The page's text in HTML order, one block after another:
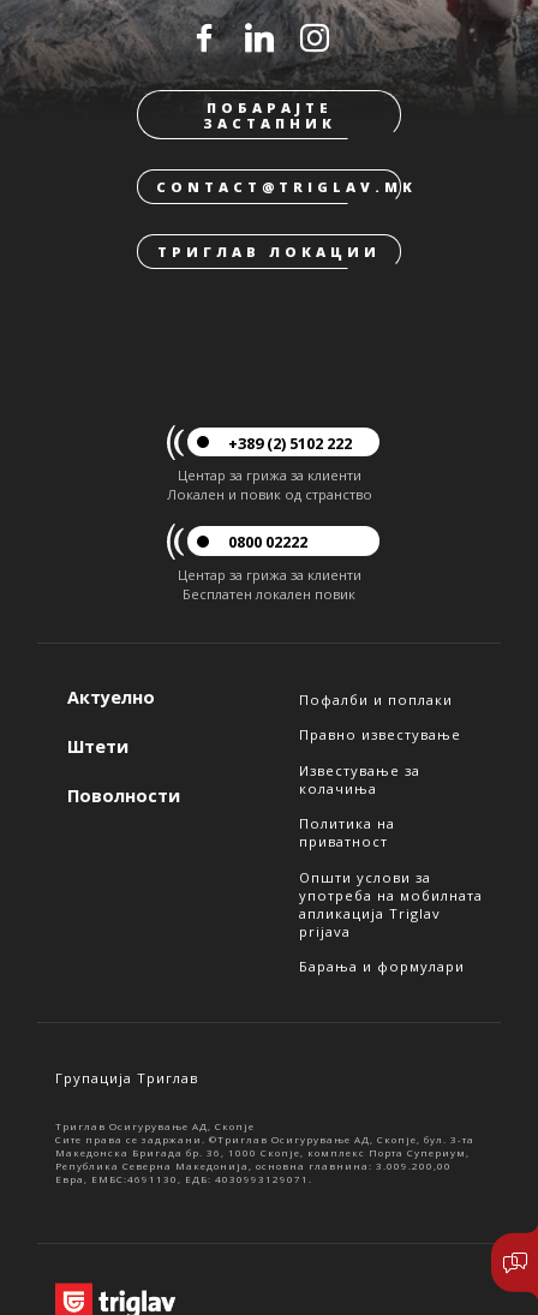
ПОБАРАЈТЕ
ЗАСТАПНИК
CONTACT@TRIGLAV.MK
ТРИГЛАВ ЛОКАЦИИ
+389 (2) 5102 222
Центар за грижа за клиенти
Локален и повик од странство
0800 02222
Центар за грижа за клиенти
Бесплатен локален повик
Актуелно
Штети
Поволности
Пофалби и поплаки
Правно известување
Известување за
колачиња
Политика на
приватност
Општи услови за
употреба на мобилната
апликација Triglav
prijava
Барања и формулари
Групација Триглав
Триглав Осигурување АД, Скопје
Сите права се задржани. ©Триглав Осигурување АД, Скопје, бул. 3-та
Македонска Бригада бр. 36, 1000 Скопје, комплекс Порта Супериум,
Република Северна Македонија, основна главнина: 3.009.200,00
Евра, ЕМБС:4691130, ЕДБ: 4030993129071.